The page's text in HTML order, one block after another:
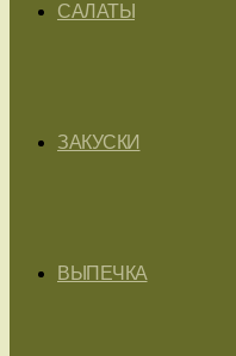
САЛАТЫ
ЗАКУСКИ
ВЫПЕЧКА